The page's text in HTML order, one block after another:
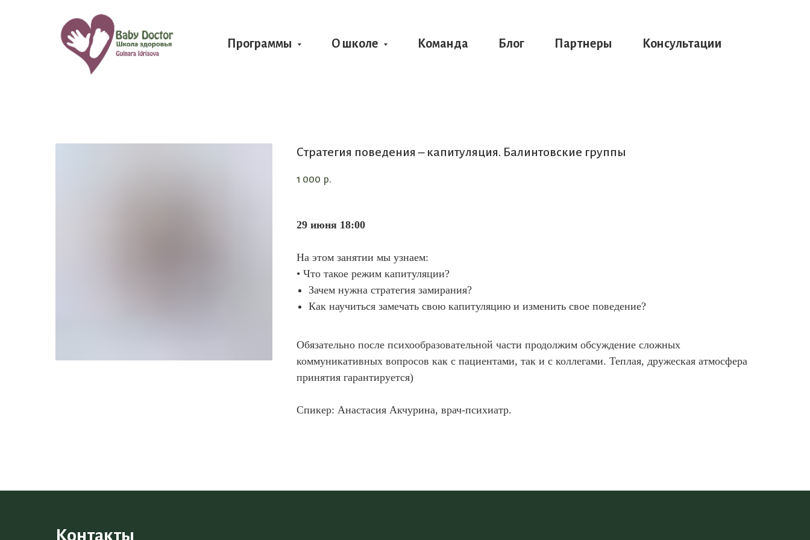
Программы О школе Команда Блог Партнеры Консультации
Стратегия поведения – капитуляция. Балинтовские группы
1 000 р.
29 июня 18:00
На этом занятии мы узнаем:
•⁠ ⁠Что такое режим капитуляции?
Зачем нужна стратегия замирания?
Как научиться замечать свою капитуляцию и изменить свое поведение?
Обязательно после психообразовательной части продолжим обсуждение сложных
коммуникативных вопросов как с пациентами, так и с коллегами. Теплая, дружеская атмосфера
принятия гарантируется)
Спикер: Анастасия Акчурина, врач-психиатр.
Контакты